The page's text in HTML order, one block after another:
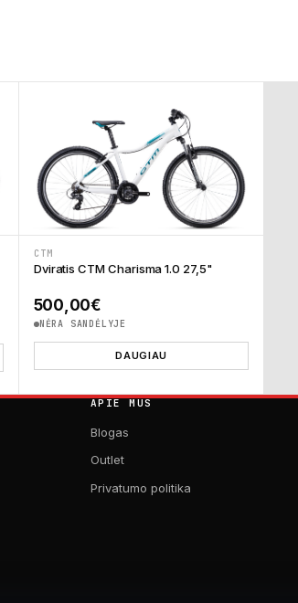
CTM
Dviratis CTM Charisma 1.0 27,5"
500,00€
NĖRA SANDĖLYJE
DAUGIAU
APIE MUS
Blogas
Outlet
Privatumo politika